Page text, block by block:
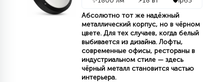
СТЕКЛЯННЫЕ
ПОДВЕСНЫЕ
Абсолютно тот же надёжный
металлический корпус, но в чёрном
цвете. Для тех случаев, когда белый
выбивается из дизайна. Лофты,
современные офисы, рестораны в
индустриальном стиле — здесь
чёрный металл становится частью
интерьера.